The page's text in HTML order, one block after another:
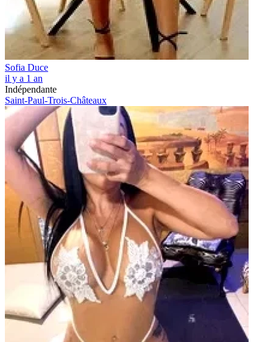
Sofia Duce
il y a 1 an
Indépendante
Saint-Paul-Trois-Châteaux